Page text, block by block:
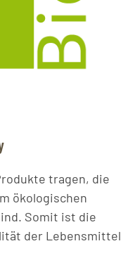
tragen, die
ökologischen
Somit ist die
der Lebensmittel